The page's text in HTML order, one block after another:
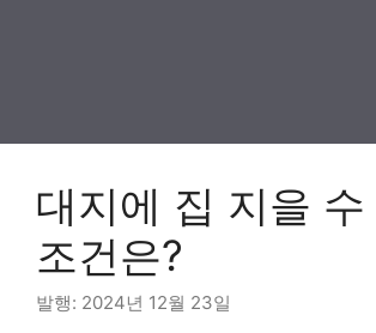
대지에 집 지을 수
조건은?
2024년 12월 23일